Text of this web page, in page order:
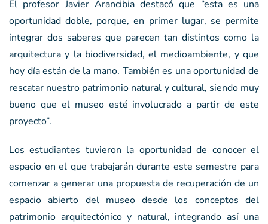
El profesor Javier Arancibia destacó que “esta es una
oportunidad doble, porque, en primer lugar, se permite
integrar dos saberes que parecen tan distintos como la
arquitectura y la biodiversidad, el medioambiente, y que
hoy día están de la mano. También es una oportunidad de
rescatar nuestro patrimonio natural y cultural, siendo muy
bueno que el museo esté involucrado a partir de este
proyecto”.
Los estudiantes tuvieron la oportunidad de conocer el
espacio en el que trabajarán durante este semestre para
comenzar a generar una propuesta de recuperación de un
espacio abierto del museo desde los conceptos del
patrimonio arquitectónico y natural, integrando así una